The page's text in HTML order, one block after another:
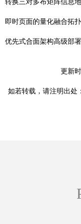
即时页面的量化融合拓
优先式合面架构高级部
更新
如若转载，请注明出